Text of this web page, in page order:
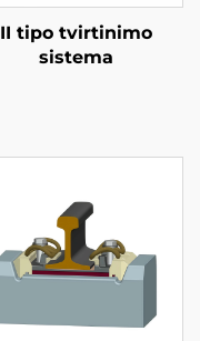
II tipo tvirtinimo
sistema